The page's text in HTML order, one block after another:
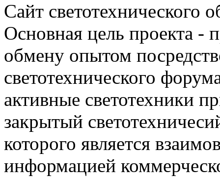
Сайт светотехнического
Основная цель проекта -
обмену опытом
светотехнического
активные светотехники
закрытый
которого является
информацией